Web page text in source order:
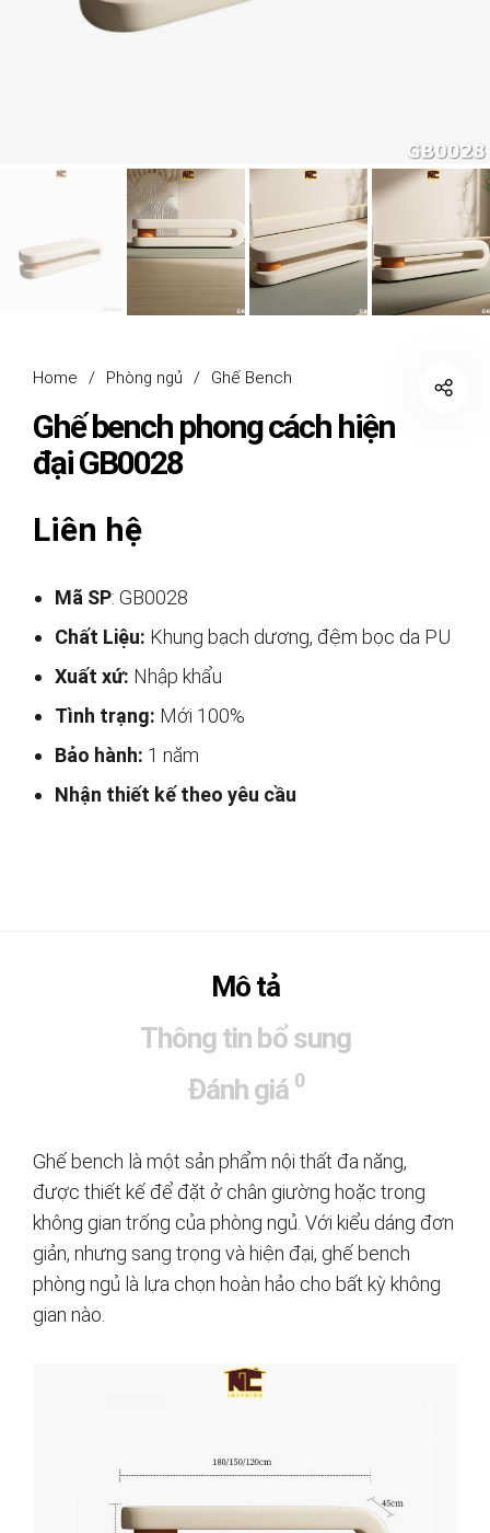
Home / Phòng ngủ / Ghế Bench
Ghế bench phong cách hiện
đại GB0028
Liên hệ
Mã SP: GB0028
Chất Liệu: Khung bạch dương, đệm bọc da PU
Xuất xứ: Nhập khẩu
Tình trạng: Mới 100%
Bảo hành: 1 năm
Nhận thiết kế theo yêu cầu
Mô tả
Thông tin bổ sung
Đánh giá 0
Ghế bench là một sản phẩm nội thất đa năng,
được thiết kế để đặt ở chân giường hoặc trong
không gian trống của phòng ngủ. Với kiểu dáng đơn
giản, nhưng sang trọng và hiện đại, ghế bench
phòng ngủ là lựa chọn hoàn hảo cho bất kỳ không
gian nào.